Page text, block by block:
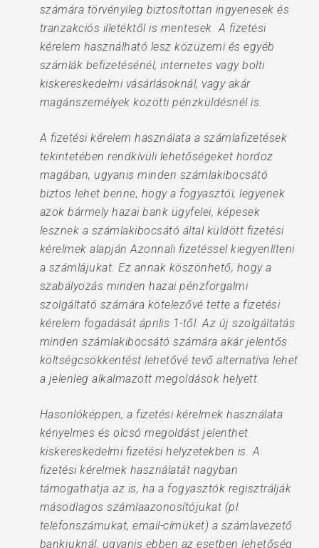
számára törvényileg biztosítottan ingyenesek és
tranzakciós illetéktől is mentesek. A fizetési
kérelem használható lesz közüzemi és egyéb
számlák befizetésénél, internetes vagy bolti
kiskereskedelmi vásárlásoknál, vagy akár
magánszemélyek közötti pénzküldésnél is.
A fizetési kérelem használata a számlafizetések
tekintetében rendkívüli lehetőségeket hordoz
magában, ugyanis minden számlakibocsátó
biztos lehet benne, hogy a fogyasztói, legyenek
azok bármely hazai bank ügyfelei, képesek
lesznek a számlakibocsátó által küldött fizetési
kérelmek alapján Azonnali fizetéssel kiegyenlíteni
a számlájukat. Ez annak köszönhető, hogy a
szabályozás minden hazai pénzforgalmi
szolgáltató számára kötelezővé tette a fizetési
kérelem fogadását április 1-től. Az új szolgáltatás
minden számlakibocsátó számára akár jelentős
költségcsökkentést lehetővé tevő alternatíva lehet
a jelenleg alkalmazott megoldások helyett.
Hasonlóképpen, a fizetési kérelmek használata
kényelmes és olcsó megoldást jelenthet
kiskereskedelmi fizetési helyzetekben is. A
fizetési kérelmek használatát nagyban
támogathatja az is, ha a fogyasztók regisztrálják
másodlagos számlaazonosítójukat (pl.
telefonszámukat, email-címüket) a számlavezető
bankjuknál, ugyanis ebben az esetben lehetőség